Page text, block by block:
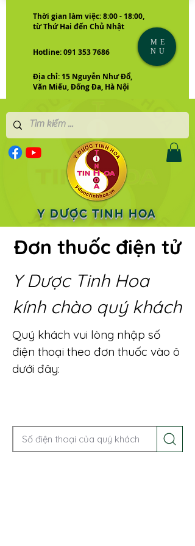
Thời gian làm việc: 8:00 - 18:00,
từ Thứ Hai đến Chủ Nhật
Hotline: 091 353 7686
Địa chỉ: 15 Nguyễn Như Đổ,
Văn Miếu, Đống Đa, Hà Nội
Y DƯỢC TINH HOA
ME
NU
Đơn thuốc điện tử
Y Dược Tinh Hoa
kính chào quý khách
Quý khách vui lòng nhập số
điện thoại theo đơn thuốc vào ô
dưới đây: